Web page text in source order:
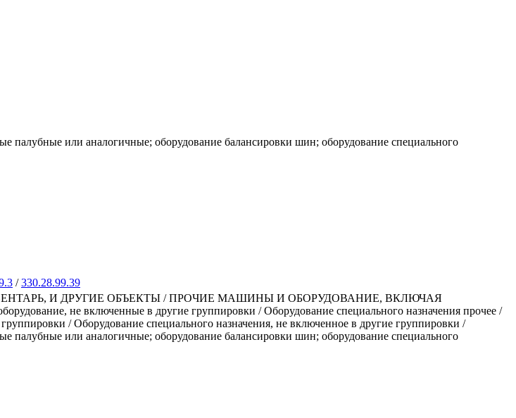
палубные или аналогичные; оборудование балансировки шин; оборудование специального
/330.28.99.39
И ДРУГИЕ ОБЪЕКТЫ / ПРОЧИЕ МАШИНЫ И ОБОРУДОВАНИЕ, ВКЛЮЧАЯ
не включенные в другие группировки / Оборудование специального назначения прочее /
/ Оборудование специального назначения, не включенное в другие группировки /
палубные или аналогичные; оборудование балансировки шин; оборудование специального